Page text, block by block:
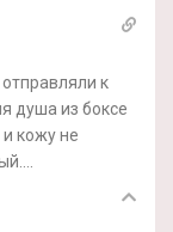
к
душа из боксе
кожу не